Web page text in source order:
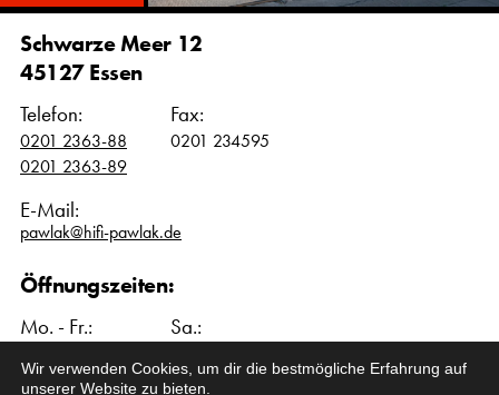
Schwarze Meer 12
45127 Essen
Telefon:
0201 2363-88
0201 2363-89
Fax:
0201 234595
E-Mail:
pawlak@hifi-pawlak.de
Öffnungszeiten:
Mo. - Fr.: Sa.:
Wir verwenden Cookies, um dir die bestmögliche Erfahrung auf
unserer Website zu bieten.